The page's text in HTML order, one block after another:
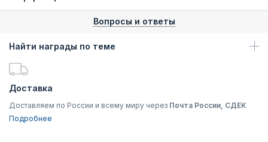
Вопросы и ответы
Найти награды по теме
Доставка
Доставляем по России и всему миру через Почта России, СДЕК
Подробнее